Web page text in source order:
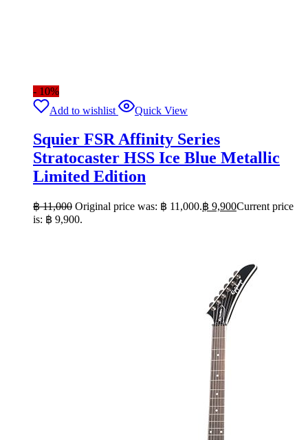
- 10%
Add to wishlist
Quick View
Squier FSR Affinity Series
Stratocaster HSS Ice Blue Metallic
Limited Edition
฿11,000 Original price was: ฿ 11,000.฿ 9,900Current price
is: ฿ 9,900.